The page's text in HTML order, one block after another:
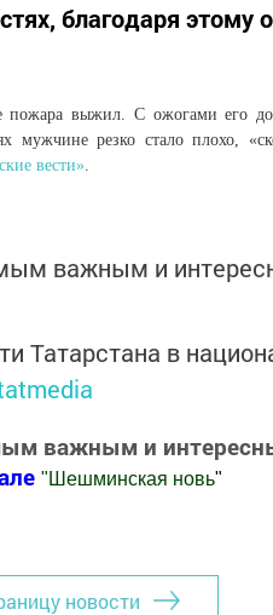
благодаря этому
пожара выжил. С ожогами его
мужчине резко стало плохо,
вести»
важным и
Татарстана в
важным и
" Шешминская новь"
новости